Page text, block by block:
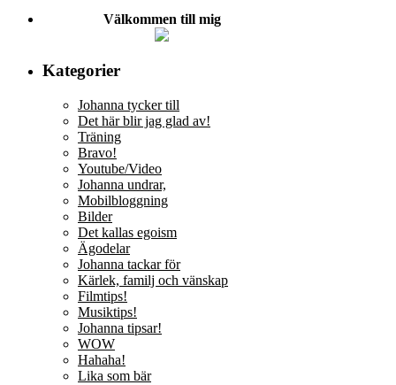
Välkommen till mig
Kategorier
Johanna tycker till
Det här blir jag glad av!
Träning
Bravo!
Youtube/Video
Johanna undrar,
Mobilbloggning
Bilder
Det kallas egoism
Ägodelar
Johanna tackar för
Kärlek, familj och vänskap
Filmtips!
Musiktips!
Johanna tipsar!
WOW
Hahaha!
Lika som bär